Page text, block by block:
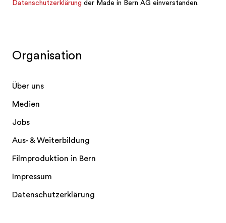
Organisation
Über uns
Medien
Jobs
Aus- & Weiterbildung
Filmproduktion in Bern
Impressum
Datenschutzerklärung